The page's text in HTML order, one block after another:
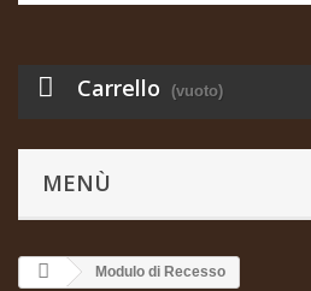
Carrello (vuoto)
MENÙ
Modulo di Recesso